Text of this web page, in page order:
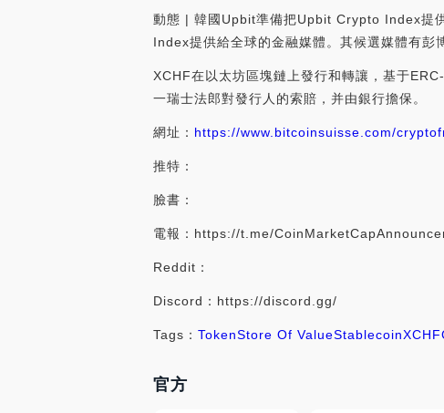
動態 | 韓國Upbit準備把Upbit Crypto Index提
Index提供給全球的金融媒體。其候選媒體有
XCHF在以太坊區塊鏈上發行和轉讓，基于
一瑞士法郎對發行人的索賠，并由銀行擔保。
網址： https://www.bitcoinsuisse.com/
推特：
臉書：
電報：https://t.me/
Reddit：
Discord：https://discord.gg/
Tags： TokenStore Of ValueStablecoinXCHF
官方